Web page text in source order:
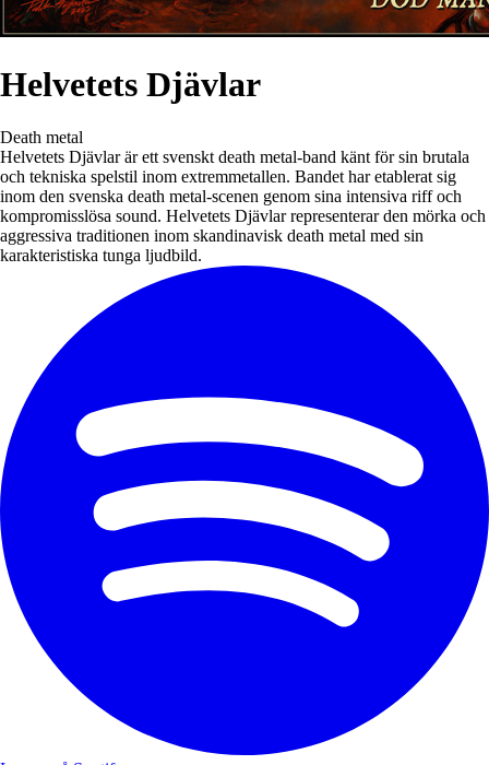
Helvetets Djävlar
Death metal
Helvetets Djävlar är ett svenskt death metal-band känt för sin brutala
och tekniska spelstil inom extremmetallen. Bandet har etablerat sig
inom den svenska death metal-scenen genom sina intensiva riff och
kompromisslösa sound. Helvetets Djävlar representerar den mörka och
aggressiva traditionen inom skandinavisk death metal med sin
karakteristiska tunga ljudbild.